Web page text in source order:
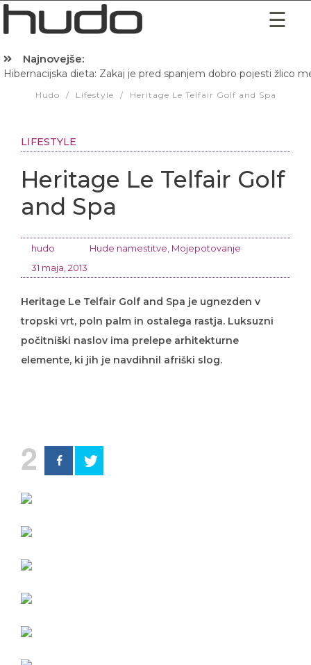
Najnovejše:
Hibernacijska dieta: Zakaj je pred spanjem dobro pojesti žlico
Hudo / Lifestyle / Heritage Le Telfair Golf and Spa
LIFESTYLE
Heritage Le Telfair Golf
and Spa
hudo Hude namestitve Mojepotovanje
31 maja, 2013
Heritage Le Telfair Golf and Spa je ugnezden v
tropski vrt, poln palm in ostalega rastja. Luksuzni
počitniški naslov ima prelepe arhitekturne
elemente, ki jih je navdihnil afriški slog.
2